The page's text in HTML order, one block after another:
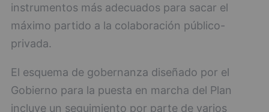
instrumentos más adecuados para sacar el
máximo partido a la colaboración público-
privada.
El esquema de gobernanza diseñado por el
Gobierno para la puesta en marcha del Plan
incluye un seguimiento por parte de varios